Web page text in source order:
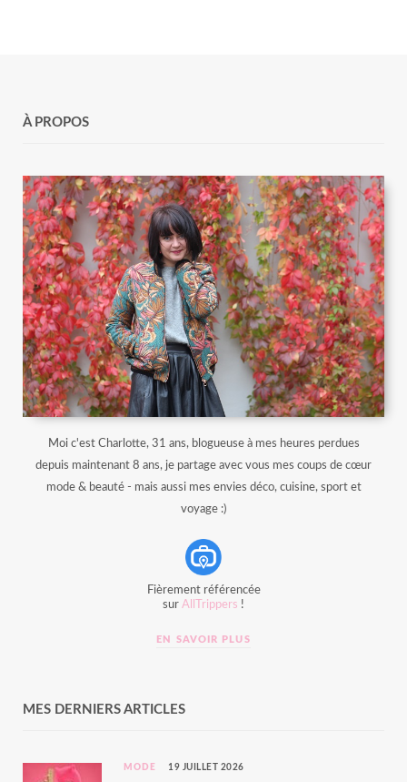
À PROPOS
Moi c'est Charlotte, 31 ans, blogueuse à mes heures perdues
depuis maintenant 8 ans, je partage avec vous mes coups de cœur
mode & beauté - mais aussi mes envies déco, cuisine, sport et
voyage :)
Fièrement référencée
sur AllTrippers !
EN SAVOIR PLUS
MES DERNIERS ARTICLES
MODE 19 JUILLET 2026